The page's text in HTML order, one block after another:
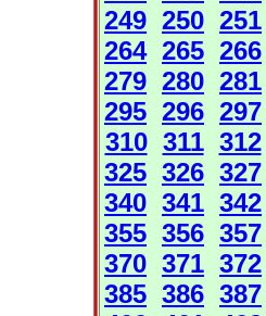
249 250 251
264 265 266
279 280 281
295 296 297
310 311 312
325 326 327
340 341 342
355 356 357
370 371 372
385 386 387